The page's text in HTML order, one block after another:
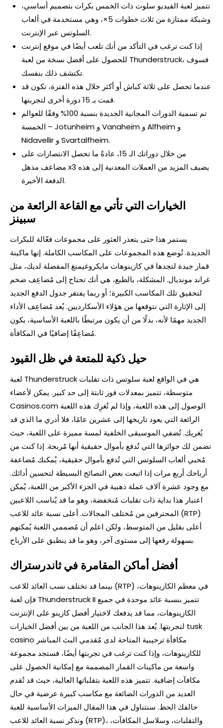
تتميز لعبة الفيديو سلوت ذات الخمس بكرات بتصميم أساسي،
وشبكة ممتازة من ثلاث خطوات 5×، وهي مستخدمة في ألعاب
السلوتس عبر الإنترنت.
إذا كنت ترغب في التأكد من أنك تلعب أيضًا في موقع إنترنت
للحصول على أفضل نسخة من لعبة Thunderstruck، فسوف
تكتشف ذلك بنفسك.
عندما تحصل على ثلاثة كباش أو أكثر خلال هذه الفترة، تكون قد
قمت بـ 15 دورة أخرى لتجربتها.
تم تسمية الدورات المجانية الجديدة بنسبة 100% وفقًا للعوالم
الخمسة – Jotunheim و Vanaheim و Alfheim و
Nidavellir و Svartalfheim.
من خلال دوراتك الـ 15، عادةً ما تحصل الانتصارات على
مضاعف مذهل x3 يضيف المزيد من العملات المعدنية إلى هذه
الدفعة الأخيرة.
الخيارات التي تأتي مع القاعة الرائعة من
سبينز
يستمر هذا حتى يتعذر العثور على مجموعات فعّالة للبكرات
الجديدة. تُوضع هذه المجموعات على المكاسب الكاملة. إنها ماكينة
قمار جيدة لتجدها في كازينوهات مايكروغيمنغ المفضلة لديك، مثل
غراند مونديال. المشكلة، بالطبع، هي أنك تحتاج إلى مُضاعِف ضخم
لتحقيق تلك المكاسب الكبيرة؛ أو ربما يفتقر جدول الدفع الجديد
إلى الإثارة التي نتوقعها من هؤلاء الأسكارديين. يُعد مُضاعِف الأداء
الجديد مهمًا لأنه، بدلًا من أن يكون مرتبطًا باللعبة الأساسية، يكون
مُضاعِفًا إضافيًا في المكافأة.
حيل ذكية للمتعة في ظل القيود
لعبة Thunderstruck هي في الواقع لعبة سلوتس ذات تقلبات
متوسطة، تتميز بمعدلات فوز ثابتة إلى حد كبير. يمكن لأعضاء
Casinos.com الوصول إلى هذه اللعبة، وإذا لم تُغرِك هذه اللعبة
الرائعة التي يعود تاريخها إلى عشرين عامًا، فلا أدري ما الذي قد
يُغريك. تُضفي الموسيقى الخلفية لمسة مميزة على اللعبة، حيث
تضمن لك جوائزها التي تُدفع بأموال حقيقية أنها مُربحة. إذا كنت من
مُحبي ألعاب السلوتس التي تُدفع بأموال حقيقية، يُمكنك مُضاعفة
أرباحك أربع مرات إذا اتبعت بعض النصائح البسيطة لتحسين أدائك.
مع وجود عشرة آلاف عملة ذهبية في الجزء الأكبر من اللعبة، يُمكن
اعتبار هذا بداية ذات تقلبات مُنخفضة، وهو ما قد يُناسب اللاعبين
المحترفين من مُختلف المجالات. أعلى نسبة عائد للاعب (RTP)
أعلى بقليل من المتوسط، ولكن اعلم أن مُصممي اللعبة يُمكنهم
بسهولة رفعها إلى مستوى آخر، وهو ما قد ينطبق على الأرباح.
أفضل أماكن المقامرة في ثاندرستراك
بينما قد تختلف نسب العائد للاعب (RTP) في معظم الكازينوهات،
فإن لعبة Thunderstruck II تتميز بنسبة عائد موحدة في جميع
الكازينوهات، مما قد يدفعك لاختيار أفضل كازينو على الإنترنت
tusk
casino مكافأة ترحيبية المتاحة لدى مُقدمي البث المباشر
للكازينوهات، وإذا كنت ترغب في تجربتها أيضًا، فستجد مجموعة
واسعة من ماكينات القمار المصممة مع إمكانية الحصول على
مكافآت إضافية. تتميز هذه اللعبة بتقلباتها العالية، حيث قد تُقدم
العديد من الدورات الضائعة مع مكاسب كبيرة عرضية في حال
حالفك الحظ. سنتناول في هذا المقال الميزات الأساسية للعبة
ونذكر نسبة العائد للاعب (RTP)، والتقلبات، وسلاسل المكافآت،